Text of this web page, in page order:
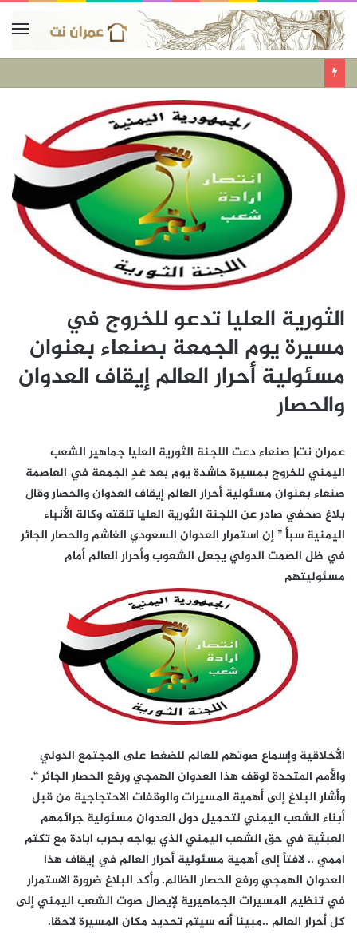
الثورية العليا تدعو للخروج في
مسيرة يوم الجمعة بصنعاء بعنوان
مسئولية أحرار العالم إيقاف العدوان
والحصار
عمران نت| صنعاء دعت اللجنة الثورية العليا جماهير الشعب
اليمني للخروج بمسيرة حاشدة يوم بعد غدٍ الجمعة في العاصمة
صنعاء بعنوان مسئولية أحرار العالم إيقاف العدوان والحصار وقال
بلاغ صحفي صادر عن اللجنة الثورية العليا تلقته وكالة الأنباء
اليمنية سبأ ” إن استمرار العدوان السعودي الغاشم والحصار الجائر
في ظل الصمت الدولي يجعل الشعوب وأحرار العالم أمام
مسئوليتهم
الأخلاقية وإسماع صوتهم للعالم للضغط على المجتمع الدولي
والأمم المتحدة لوقف هذا العدوان الهمجي ورفع الحصار الجائر “.
وأشار البلاغ إلى أهمية المسيرات والوقفات الاحتجاجية من قبل
أبناء الشعب اليمني لتحميل دول العدوان مسئولية جرائمهم
العبثية في حق الشعب اليمني الذي يواجه بحرب ابادة مع تكتم
اممي .. لافتاً إلى أهمية مسئولية أحرار العالم في إيقاف هذا
العدوان الهمجي ورفع الحصار الظالم. وأكد البلاغ ضرورة الاستمرار
في تنظيم المسيرات الجماهيرية لإيصال صوت الشعب اليمني إلى
كل أحرار العالم ..مبينا أنه سيتم تحديد مكان المسيرة لاحقا.